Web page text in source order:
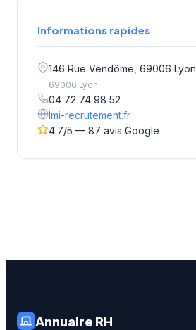
Informations rapides
146 Rue Vendôme, 69006 Lyon
69006 Lyon
04 72 74 98 52
lmi-recrutement.fr
4.7/5 — 87 avis Google
Annuaire RH